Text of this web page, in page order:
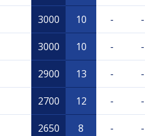
3000 10 - -
3000 10 - -
2900 13 - -
2700 12 - -
2650 8 - -